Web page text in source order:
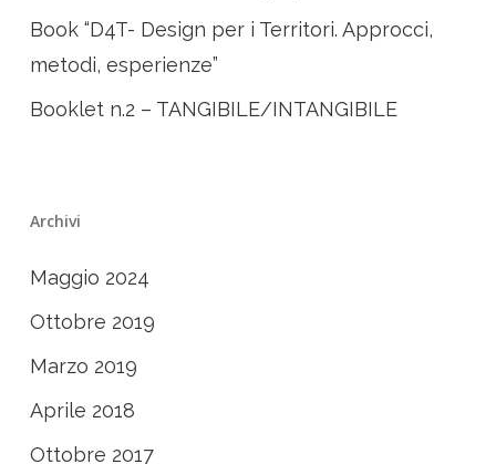
Book “D4T- Design per i Territori. Approcci,
metodi, esperienze”
Booklet n.2 – TANGIBILE/INTANGIBILE
Archivi
Maggio 2024
Ottobre 2019
Marzo 2019
Aprile 2018
Ottobre 2017